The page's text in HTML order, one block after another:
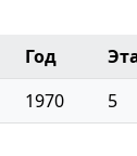
Год
1970 5